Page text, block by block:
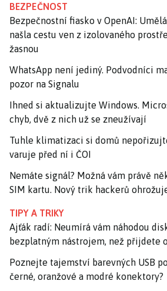
BEZPEČNOST
Bezpečnostní fiasko v OpenAI:
našla cestu ven z izolovaného
žasnou
WhatsApp není jediný. Podvodníci
pozor na Signalu
Ihned si aktualizujte Windows.
chyb, dvě z nich už se zneužívají
Tuhle klimatizaci si domů
varuje před ní i ČOI
Nemáte signál? Možná vám právě
SIM kartu. Nový trik hackerů
TIPY A TRIKY
Ajťák radí: Neumírá vám náhodou
bezplatným nástrojem, než přijdete
Poznejte tajemství barevných USB
černé, oranžové a modré konektory?